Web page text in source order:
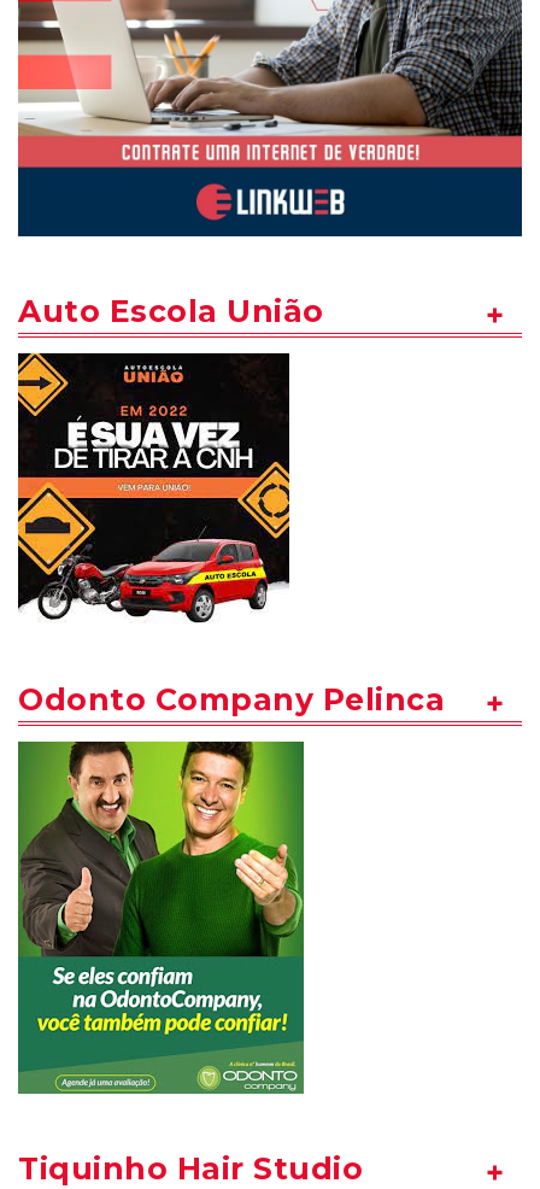
Auto Escola União
Odonto Company Pelinca
Tiquinho Hair Studio